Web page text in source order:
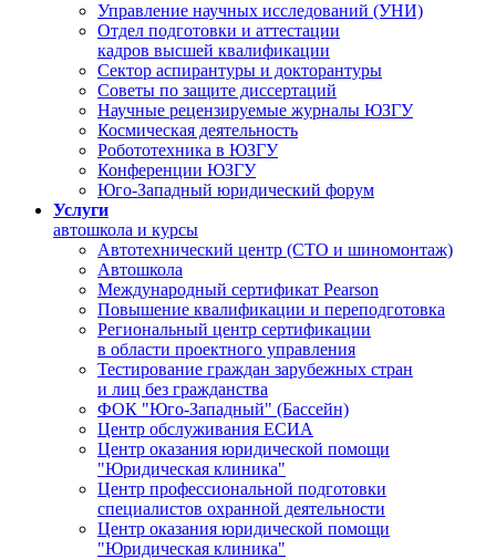
Управление научных исследований (УНИ)
Отдел подготовки и аттестации
кадров высшей квалификации
Сектор аспирантуры и докторантуры
Советы по защите диссертаций
Научные рецензируемые журналы ЮЗГУ
Космическая деятельность
Робототехника в ЮЗГУ
Конференции ЮЗГУ
Юго-Западный юридический форум
Услуги
автошкола и курсы
Автотехнический центр (СТО и шиномонтаж)
Автошкола
Международный сертификат Pearson
Повышение квалификации и переподготовка
Региональный центр сертификации
в области проектного управления
Тестирование граждан зарубежных стран
и лиц без гражданства
ФОК "Юго-Западный" (Бассейн)
Центр обслуживания ЕСИА
Центр оказания юридической помощи
"Юридическая клиника"
Центр профессиональной подготовки
специалистов охранной деятельности
Центр оказания юридической помощи
"Юридическая клиника"